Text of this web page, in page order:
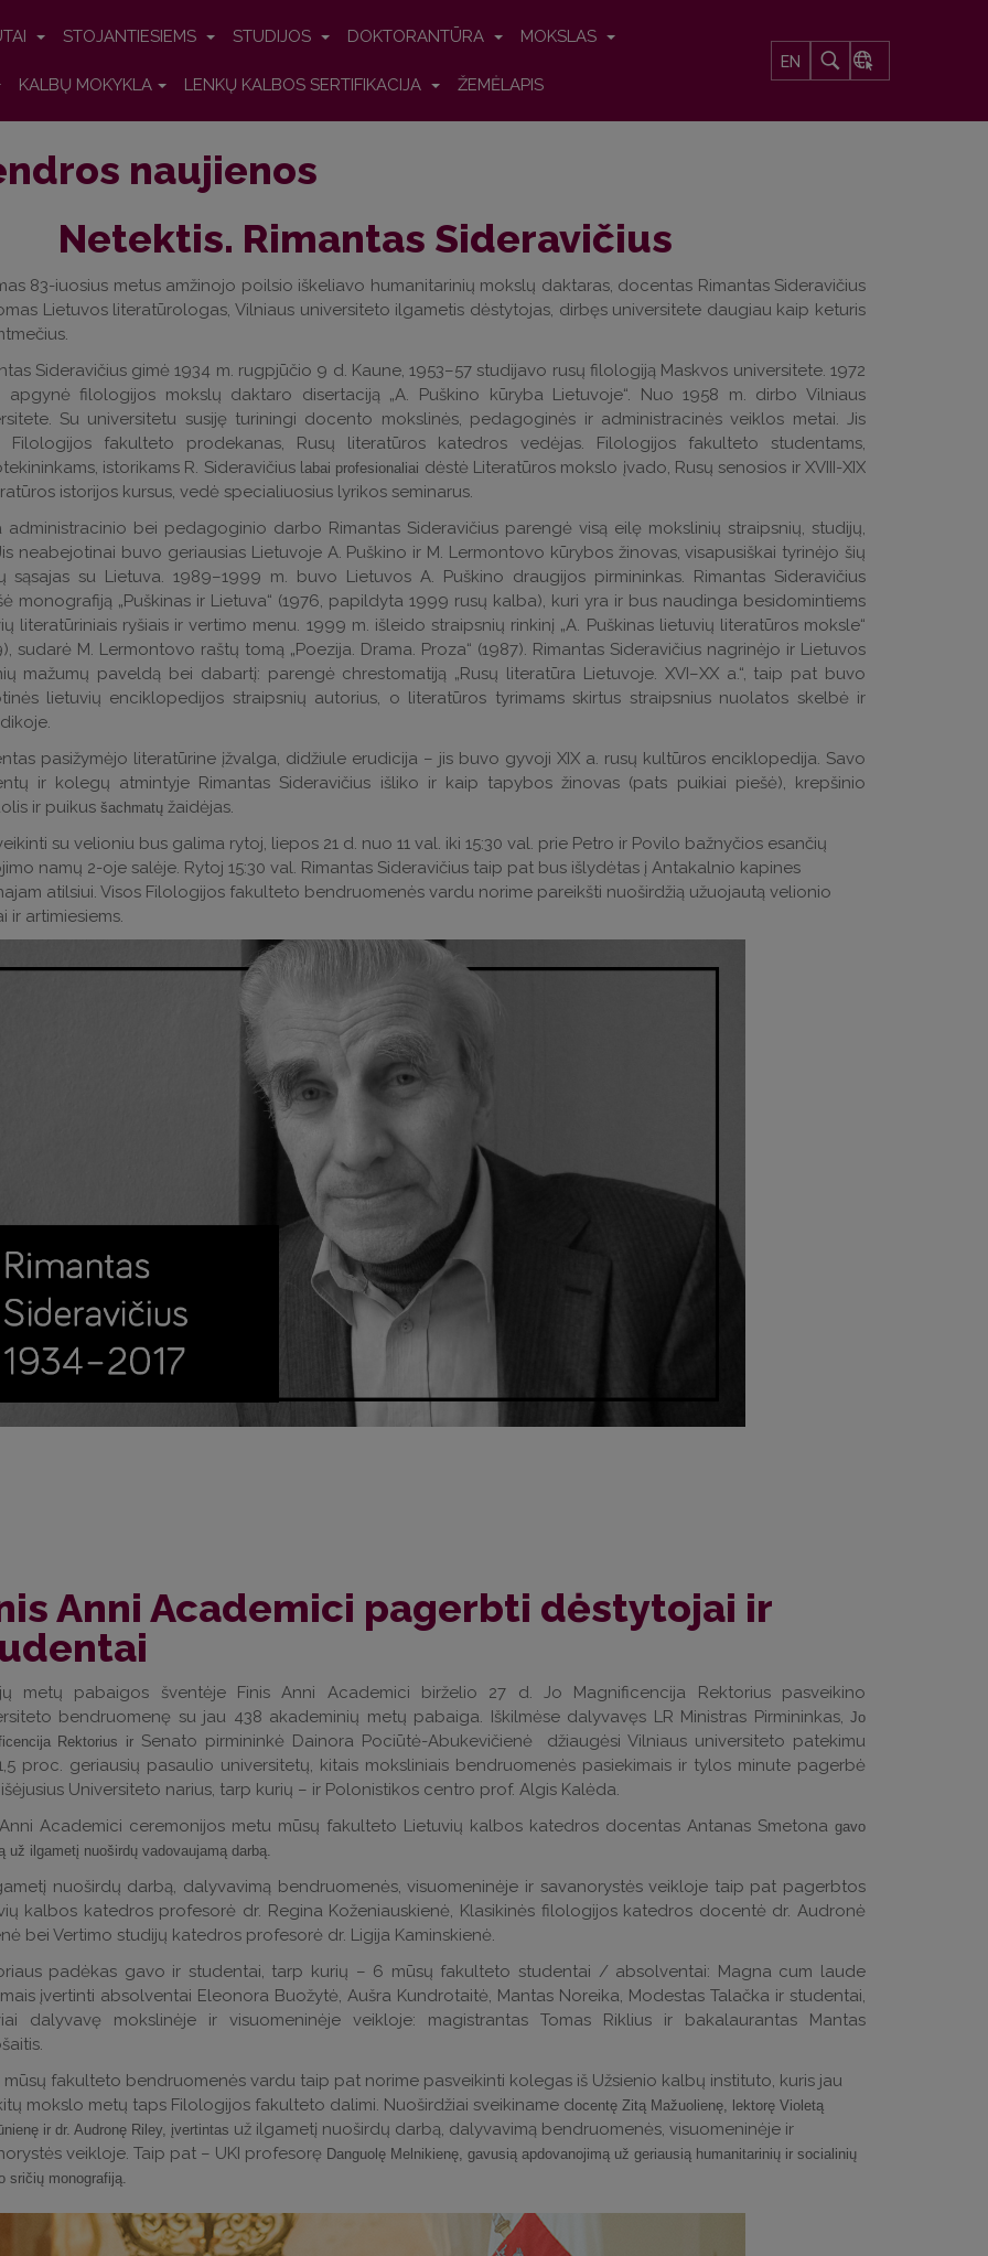
STOJANTIESIEMS STUDIJOS DOKTORANTŪRA MOKSLAS
KALBŲ MOKYKLA LENKŲ KALBOS SERTIFIKACIJA ŽEMĖLAPIS
EN
naujienos
Netektis. Rimantas Sideravičius
83-iuosius metus amžinojo poilsio iškeliavo humanitarinių mokslų daktaras, docentas Rimantas Sideravičius
Lietuvos literatūrologas, Vilniaus universiteto ilgametis dėstytojas, dirbęs universitete daugiau kaip keturis
Sideravičius gimė 1934 m. rugpjūčio 9 d. Kaune, 1953–57 studijavo rusų filologiją Maskvos universitete. 1972
apgynė filologijos mokslų daktaro disertaciją „A. Puškino kūryba Lietuvoje“. Nuo 1958 m. dirbo Vilniaus
Su universitetu susiję turiningi docento mokslinės, pedagoginės ir administracinės veiklos metai. Jis
Filologijos fakulteto prodekanas, Rusų literatūros katedros vedėjas. Filologijos fakulteto studentams,
istorikams R. Sideravičius labai profesionaliai dėstė Literatūros mokslo įvado, Rusų senosios ir XVIII-XIX
istorijos kursus, vedė specialiuosius lyrikos seminarus.
administracinio bei pedagoginio darbo Rimantas Sideravičius parengė visą eilę mokslinių straipsnių, studijų,
neabejotinai buvo geriausias Lietuvoje A. Puškino ir M. Lermontovo kūrybos žinovas, visapusiškai tyrinėjo šių
sąsajas su Lietuva. 1989–1999 m. buvo Lietuvos A. Puškino draugijos pirmininkas. Rimantas Sideravičius
monografiją „Puškinas ir Lietuva“ (1976, papildyta 1999 rusų kalba), kuri yra ir bus naudinga besidomintiems
literatūriniais ryšiais ir vertimo menu. 1999 m. išleido straipsnių rinkinį „A. Puškinas lietuvių literatūros moksle“
sudarė M. Lermontovo raštų tomą „Poezija. Drama. Proza“ (1987). Rimantas Sideravičius nagrinėjo ir Lietuvos
mažumų paveldą bei dabartį: parengė chrestomatiją „Rusų literatūra Lietuvoje. XVI–XX a.“, taip pat buvo
lietuvių enciklopedijos straipsnių autorius, o literatūros tyrimams skirtus straipsnius nuolatos skelbė ir
pasižymėjo literatūrine įžvalga, didžiule erudicija – jis buvo gyvoji XIX a. rusų kultūros enciklopedija. Savo
ir kolegų atmintyje Rimantas Sideravičius išliko ir kaip tapybos žinovas (pats puikiai piešė), krepšinio
ir puikus šachmatų žaidėjas.
su velioniu bus galima rytoj, liepos 21 d. nuo 11 val. iki 15:30 val. prie Petro ir Povilo bažnyčios esančių
namų 2-oje salėje. Rytoj 15:30 val. Rimantas Sideravičius taip pat bus išlydėtas į Antakalnio kapines
atilsiui. Visos Filologijos fakulteto bendruomenės vardu norime pareikšti nuoširdžią užuojautą velionio
ir artimiesiems.
Anni Academici pagerbti dėstytojai ir
metų pabaigos šventėje Finis Anni Academici birželio 27 d. Jo Magnificencija Rektorius pasveikino
bendruomenę su jau 438 akademinių metų pabaiga. Iškilmėse dalyvavęs LR Ministras Pirmininkas, Jo
Rektorius ir Senato pirmininkė Dainora Pociūtė-Abukevičienė džiaugėsi Vilniaus universiteto patekimu
proc. geriausių pasaulio universitetų, kitais moksliniais bendruomenės pasiekimais ir tylos minute pagerbė
Universiteto narius, tarp kurių – ir Polonistikos centro prof. Algis Kalėda.
Academici ceremonijos metu mūsų fakulteto Lietuvių kalbos katedros docentas Antanas Smetona gavo
už ilgametį nuoširdų vadovaujamą darbą.
nuoširdų darbą, dalyvavimą bendruomenės, visuomeninėje ir savanorystės veikloje taip pat pagerbtos
kalbos katedros profesorė dr. Regina Koženiauskienė, Klasikinės filologijos katedros docentė dr. Audronė
bei Vertimo studijų katedros profesorė dr. Ligija Kaminskienė.
padėkas gavo ir studentai, tarp kurių – 6 mūsų fakulteto studentai / absolventai: Magna cum laude
įvertinti absolventai Eleonora Buožytė, Aušra Kundrotaitė, Mantas Noreika, Modestas Talačka ir studentai,
dalyvavę mokslinėje ir visuomeninėje veikloje: magistrantas Tomas Riklius ir bakalaurantas Mantas
mūsų fakulteto bendruomenės vardu taip pat norime pasveikinti kolegas iš Užsienio kalbų instituto, kuris jau
mokslo metų taps Filologijos fakulteto dalimi. Nuoširdžiai sveikiname docentę Zitą Mažuolienę, lektorę Violetą
ir dr. Audronę Riley, įvertintas už ilgametį nuoširdų darbą, dalyvavimą bendruomenės, visuomeninėje ir
veikloje. Taip pat – UKI profesorę Danguolę Melnikienę, gavusią apdovanojimą už geriausią humanitarinių ir socialinių
sričių monografiją.